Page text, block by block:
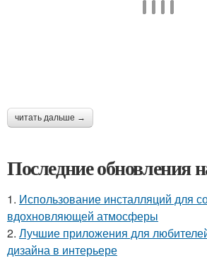
читать дальше →
Последние обновления
1. Использование инсталляций для
вдохновляющей атмосферы
2. Лучшие приложения для
дизайна в интерьере